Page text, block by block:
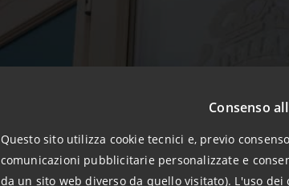
Consenso
Questo sito utilizza cookie tecnici e, previo
comunicazioni pubblicitarie personalizzate e
da un sito web diverso da quello visitato). L'uso